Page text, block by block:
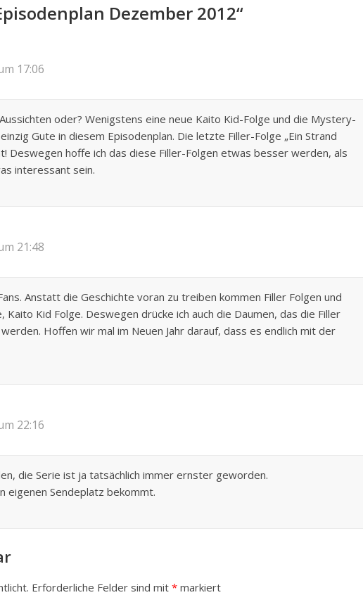
Dezember 2012“
17:06
oder? Wenigstens eine neue Kaito Kid-Folge und die Mystery-
Gute in diesem Episodenplan. Die letzte Filler-Folge „Ein Strand
Deswegen hoffe ich das diese Filler-Folgen etwas besser werden, als
interessant sein.
21:48
Anstatt die Geschichte voran zu treiben kommen Filler Folgen und
Kid Folge. Deswegen drücke ich auch die Daumen, das die Filler
Hoffen wir mal im Neuen Jahr darauf, dass es endlich mit der
22:16
die Serie ist ja tatsächlich immer ernster geworden.
eigenen Sendeplatz bekommt.
Erforderliche Felder sind mit * markiert